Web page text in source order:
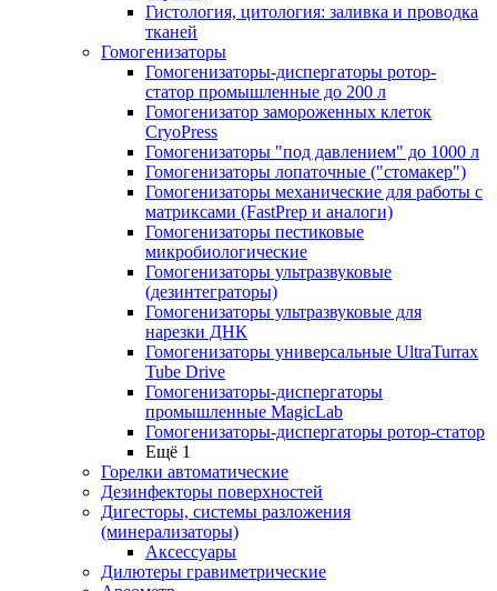
Гистология, цитология: заливка и проводка
тканей
Гомогенизаторы
Гомогенизаторы-диспергаторы ротор-
статор промышленные до 200 л
Гомогенизатор замороженных клеток
CryoPress
Гомогенизаторы "под давлением" до 1000 л
Гомогенизаторы лопаточные ("стомакер")
Гомогенизаторы механические для работы с
матриксами (FastPrep и аналоги)
Гомогенизаторы пестиковые
микробиологические
Гомогенизаторы ультразвуковые
(дезинтеграторы)
Гомогенизаторы ультразвуковые для
нарезки ДНК
Гомогенизаторы универсальные UltraTurrax
Tube Drive
Гомогенизаторы-диспергаторы
промышленные MagicLab
Гомогенизаторы-диспергаторы ротор-статор
Ещё 1
Горелки автоматические
Дезинфекторы поверхностей
Дигесторы, системы разложения
(минерализаторы)
Аксессуары
Дилютеры гравиметрические